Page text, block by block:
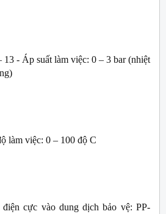
13 - Áp suất làm việc: 0 – 3 bar (nhiệt
làm việc: 0 – 100 độ C
điện cực vào dung dịch bảo vệ: PP-